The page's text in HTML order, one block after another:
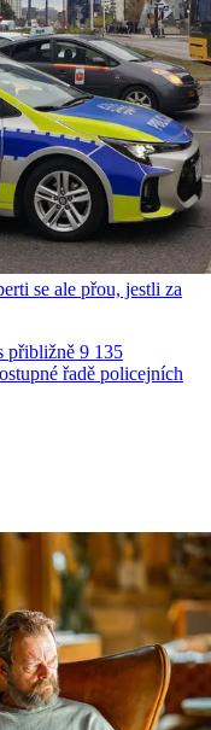
se ale přou, jestli za
přibližně 9 135
řadě policejních